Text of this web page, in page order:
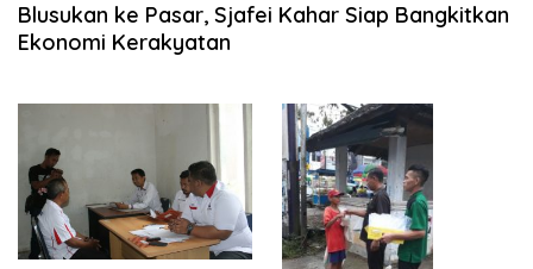
Blusukan ke Pasar, Sjafei Kahar Siap Bangkitkan
Ekonomi Kerakyatan